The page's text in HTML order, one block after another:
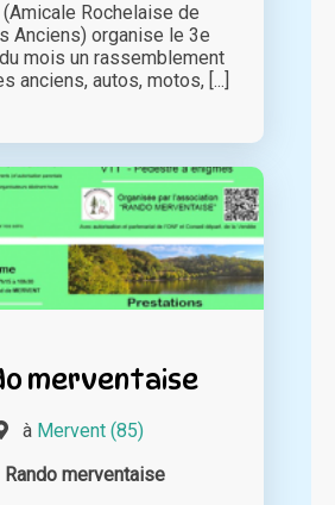
(Amicale Rochelaise de
Anciens) organise le 3e
mois un rassemblement
anciens, autos, motos, [...]
merventaise
à Mervent (85)
Rando merventaise